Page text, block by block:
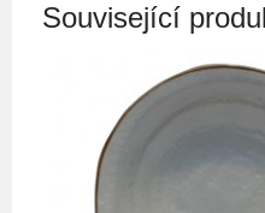
Související